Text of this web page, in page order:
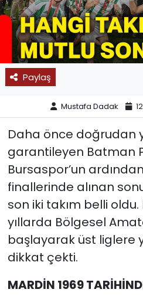
Paylaş
Mustafa Dadak
Daha önce doğrudan
garantileyen Batman
Bursaspor’un
finallerinde alınan
son iki takım belli
yıllarda Bölgesel
başlayarak üst liglere
dikkat çekti.
MARDİN 1969
11:11 MANŞET